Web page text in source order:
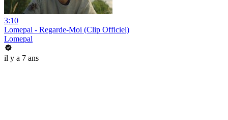
3:10
Lomepal - Regarde-Moi (Clip Officiel)
Lomepal
il y a 7 ans